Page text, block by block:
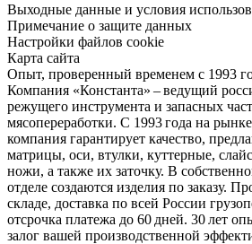
Выходные данные и условия
Примечание о защите данных
Настройки файлов cookie
Карта сайта
Опыт, проверенный временем с 1993
Компания «Константа» – ведущий
режущего инструмента и запасных
мясопереработки. С 1993 года на рынке
компания гарантирует качество,
матрицы, оси, втулки, куттерные,
ножи, а также их заточку. В
отделе создаются изделия по заказу.
складе, доставка по всей России
отсрочка платежа до 60 дней. 30 лет
залог вашей производственной